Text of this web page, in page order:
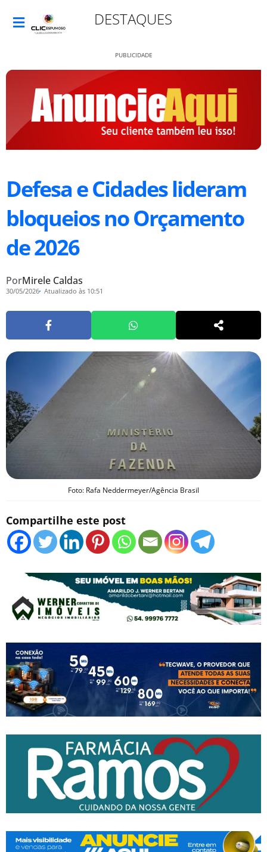
DESTAQUES
PUBLICIDADE
Defesa e Cidades lideram
bloqueios no Orçamento
de 2026
PorMirele Caldas
30/05/2026 Atualizado às 10:51
Foto: Rafa Neddermeyer/Agência Brasil
Compartilhe este post